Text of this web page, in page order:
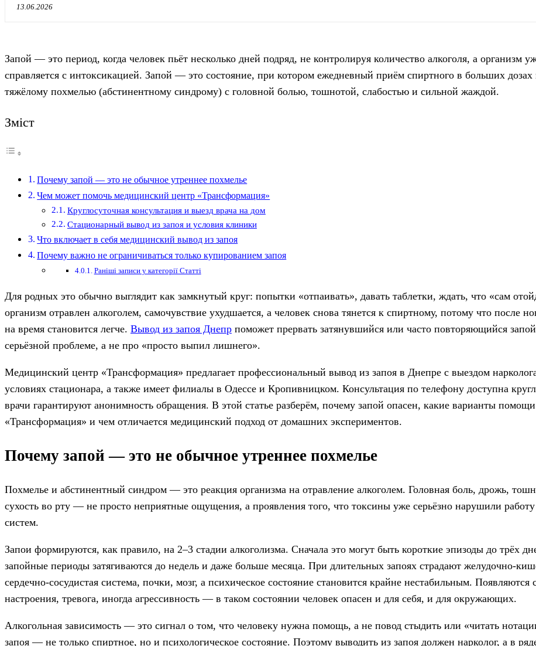
13.06.2026
Запой — это период, когда человек пьёт несколько дней подряд, не контролируя количество алкоголя, а организм
справляется с интоксикацией. Запой — это состояние, при котором ежедневный приём спиртного в больших дозах
тяжёлому похмелью (абстинентному синдрому) с головной болью, тошнотой, слабостью и сильной жаждой.
Зміст
Почему запой — это не обычное утреннее похмелье
Чем может помочь медицинский центр «Трансформация»
Круглосуточная консультация и выезд врача на дом
Стационарный вывод из запоя и условия клиники
Что включает в себя медицинский вывод из запоя
Почему важно не ограничиваться только купированием запоя
Раніші записи у категорії Статті
Для родных это обычно выглядит как замкнутый круг: попытки «отпаивать», давать таблетки, ждать, что «сам
организм отравлен алкоголем, самочувствие ухудшается, а человек снова тянется к спиртному, потому что после
на время становится легче. Вывод из запоя Днепр поможет прервать затянувшийся или часто повторяющийся
серьёзной проблеме, а не про «просто выпил лишнего».
Медицинский центр «Трансформация» предлагает профессиональный вывод из запоя в Днепре с выездом
условиях стационара, а также имеет филиалы в Одессе и Кропивницком. Консультация по телефону доступна
врачи гарантируют анонимность обращения. В этой статье разберём, почему запой опасен, какие варианты помощи
«Трансформация» и чем отличается медицинский подход от домашних экспериментов.
Почему запой — это не обычное утреннее похмелье
Похмелье и абстинентный синдром — это реакция организма на отравление алкоголем. Головная боль, дрожь,
сухость во рту — не просто неприятные ощущения, а проявления того, что токсины уже серьёзно нарушили
систем.
Запои формируются, как правило, на 2–3 стадии алкоголизма. Сначала это могут быть короткие эпизоды до трёх
запойные периоды затягиваются до недель и даже больше месяца. При длительных запоях страдают желудочно-
сердечно-сосудистая система, почки, мозг, а психическое состояние становится крайне нестабильным. Появляются
настроения, тревога, иногда агрессивность — в таком состоянии человек опасен и для себя, и для окружающих.
Алкогольная зависимость — это сигнал о том, что человеку нужна помощь, а не повод стыдить или «читать
запоя — не только спиртное, но и психологическое состояние. Поэтому выводить из запоя должен нарколог, а в